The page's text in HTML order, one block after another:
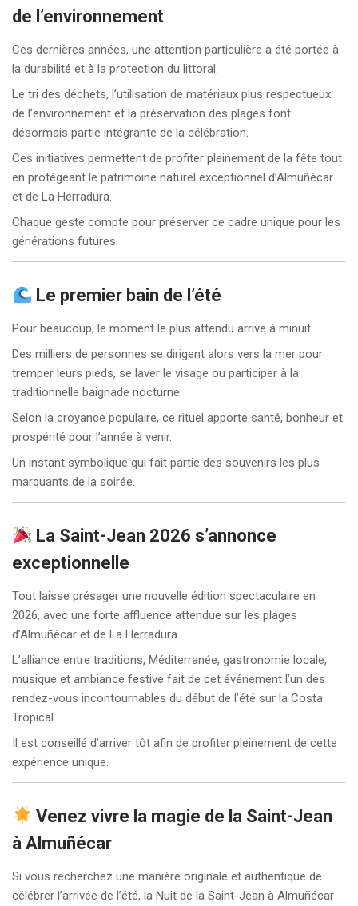
de l’environnement
Ces dernières années, une attention particulière a été portée à
la durabilité et à la protection du littoral.
Le tri des déchets, l’utilisation de matériaux plus respectueux
de l’environnement et la préservation des plages font
désormais partie intégrante de la célébration.
Ces initiatives permettent de profiter pleinement de la fête tout
en protégeant le patrimoine naturel exceptionnel d’Almuñécar
et de La Herradura.
Chaque geste compte pour préserver ce cadre unique pour les
générations futures.
Le premier bain de l’été
Pour beaucoup, le moment le plus attendu arrive à minuit.
Des milliers de personnes se dirigent alors vers la mer pour
tremper leurs pieds, se laver le visage ou participer à la
traditionnelle baignade nocturne.
Selon la croyance populaire, ce rituel apporte santé, bonheur et
prospérité pour l’année à venir.
Un instant symbolique qui fait partie des souvenirs les plus
marquants de la soirée.
La Saint-Jean 2026 s’annonce
exceptionnelle
Tout laisse présager une nouvelle édition spectaculaire en
2026, avec une forte affluence attendue sur les plages
d’Almuñécar et de La Herradura.
L’alliance entre traditions, Méditerranée, gastronomie locale,
musique et ambiance festive fait de cet événement l’un des
rendez-vous incontournables du début de l’été sur la Costa
Tropical.
Il est conseillé d’arriver tôt afin de profiter pleinement de cette
expérience unique.
Venez vivre la magie de la Saint-Jean
à Almuñécar
Si vous recherchez une manière originale et authentique de
célébrer l’arrivée de l’été, la Nuit de la Saint-Jean à Almuñécar